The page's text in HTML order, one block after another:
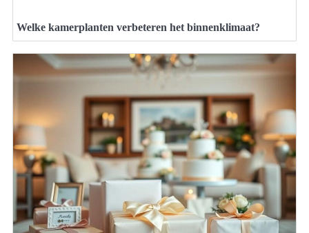
Welke kamerplanten verbeteren het binnenklimaat?